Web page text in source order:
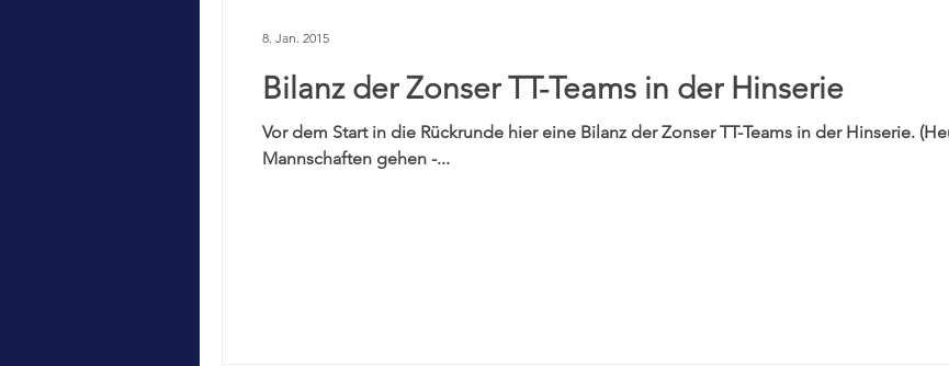
Bilanz der Zonser TT-Teams in der Hinserie
Vor dem Start in die Rückrunde hier eine Bilanz der Zonser TT-Teams in der Hinserie.
Mannschaften gehen -...
8. Jan. 2015